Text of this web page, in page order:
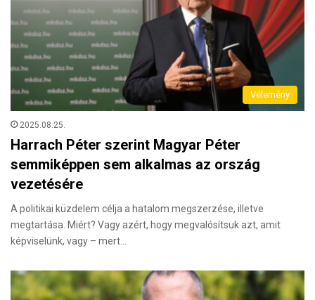
Vélemény
2025.08.25.
Harrach Péter szerint Magyar Péter
semmiképpen sem alkalmas az ország
vezetésére
A politikai küzdelem célja a hatalom megszerzése, illetve
megtartása. Miért? Vagy azért, hogy megvalósítsuk azt, amit
képviselünk, vagy – mert…